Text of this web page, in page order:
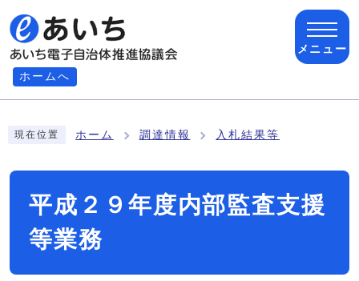
ホームへ
メニュー
現在位置 ホーム 調達情報 入札結果等
平成２９年度内部監査支援
等業務